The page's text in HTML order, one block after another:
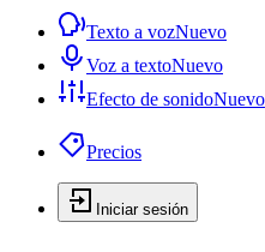
Texto a vozNuevo
Voz a textoNuevo
Efecto de sonidoNuevo
Precios
Iniciar sesión